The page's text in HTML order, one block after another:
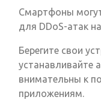
Смартфоны
для DDoS-атак
Берегите свои
устанавливайте
внимательны к
приложениям.